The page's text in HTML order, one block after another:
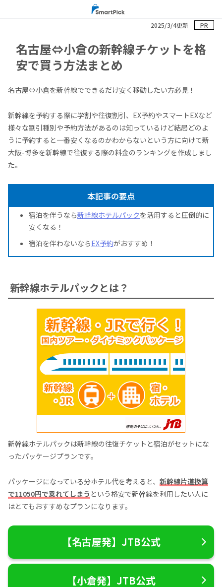
2025/3/4更新 PR
名古屋⇔小倉の新幹線チケットを格
安で買う方法まとめ
名古屋⇔小倉を新幹線でできるだけ安く移動したい方必見！
新幹線を予約する際に学割や往復割引、EX予約やスマートEXなど
様々な割引種別や予約方法があるのは知っているけど結局どのよ
うに予約すると一番安くなるのかわからないという方に向けて新
大阪-博多を新幹線で往復する際の料金のランキングを作成しまし
た。
本記事の要点
宿泊を伴うなら新幹線ホテルパックを活用すると圧倒的に
安くなる！
宿泊を伴わないならEX予約がおすすめ！
新幹線ホテルパックとは？
新幹線ホテルパックは新幹線の往復チケットと宿泊がセットにな
ったパッケージプランです。
パッケージになっている分ホテル代を考えると、 新幹線片道換算
で11050円で乗れてしまう という格安で新幹線を利用したい人に
はとてもおすすめなプランになります。
【名古屋発】JTB公式
【小倉発】JTB公式